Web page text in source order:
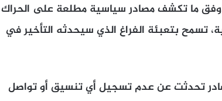
وفق ما تكشف مصادر سياسية مطلعة على الحراك
تسمح بتعبئة الفراغ الذي سيحدثه التأخير في
تحدثت عن عدم تسجيل أي تنسيق أو تواصل